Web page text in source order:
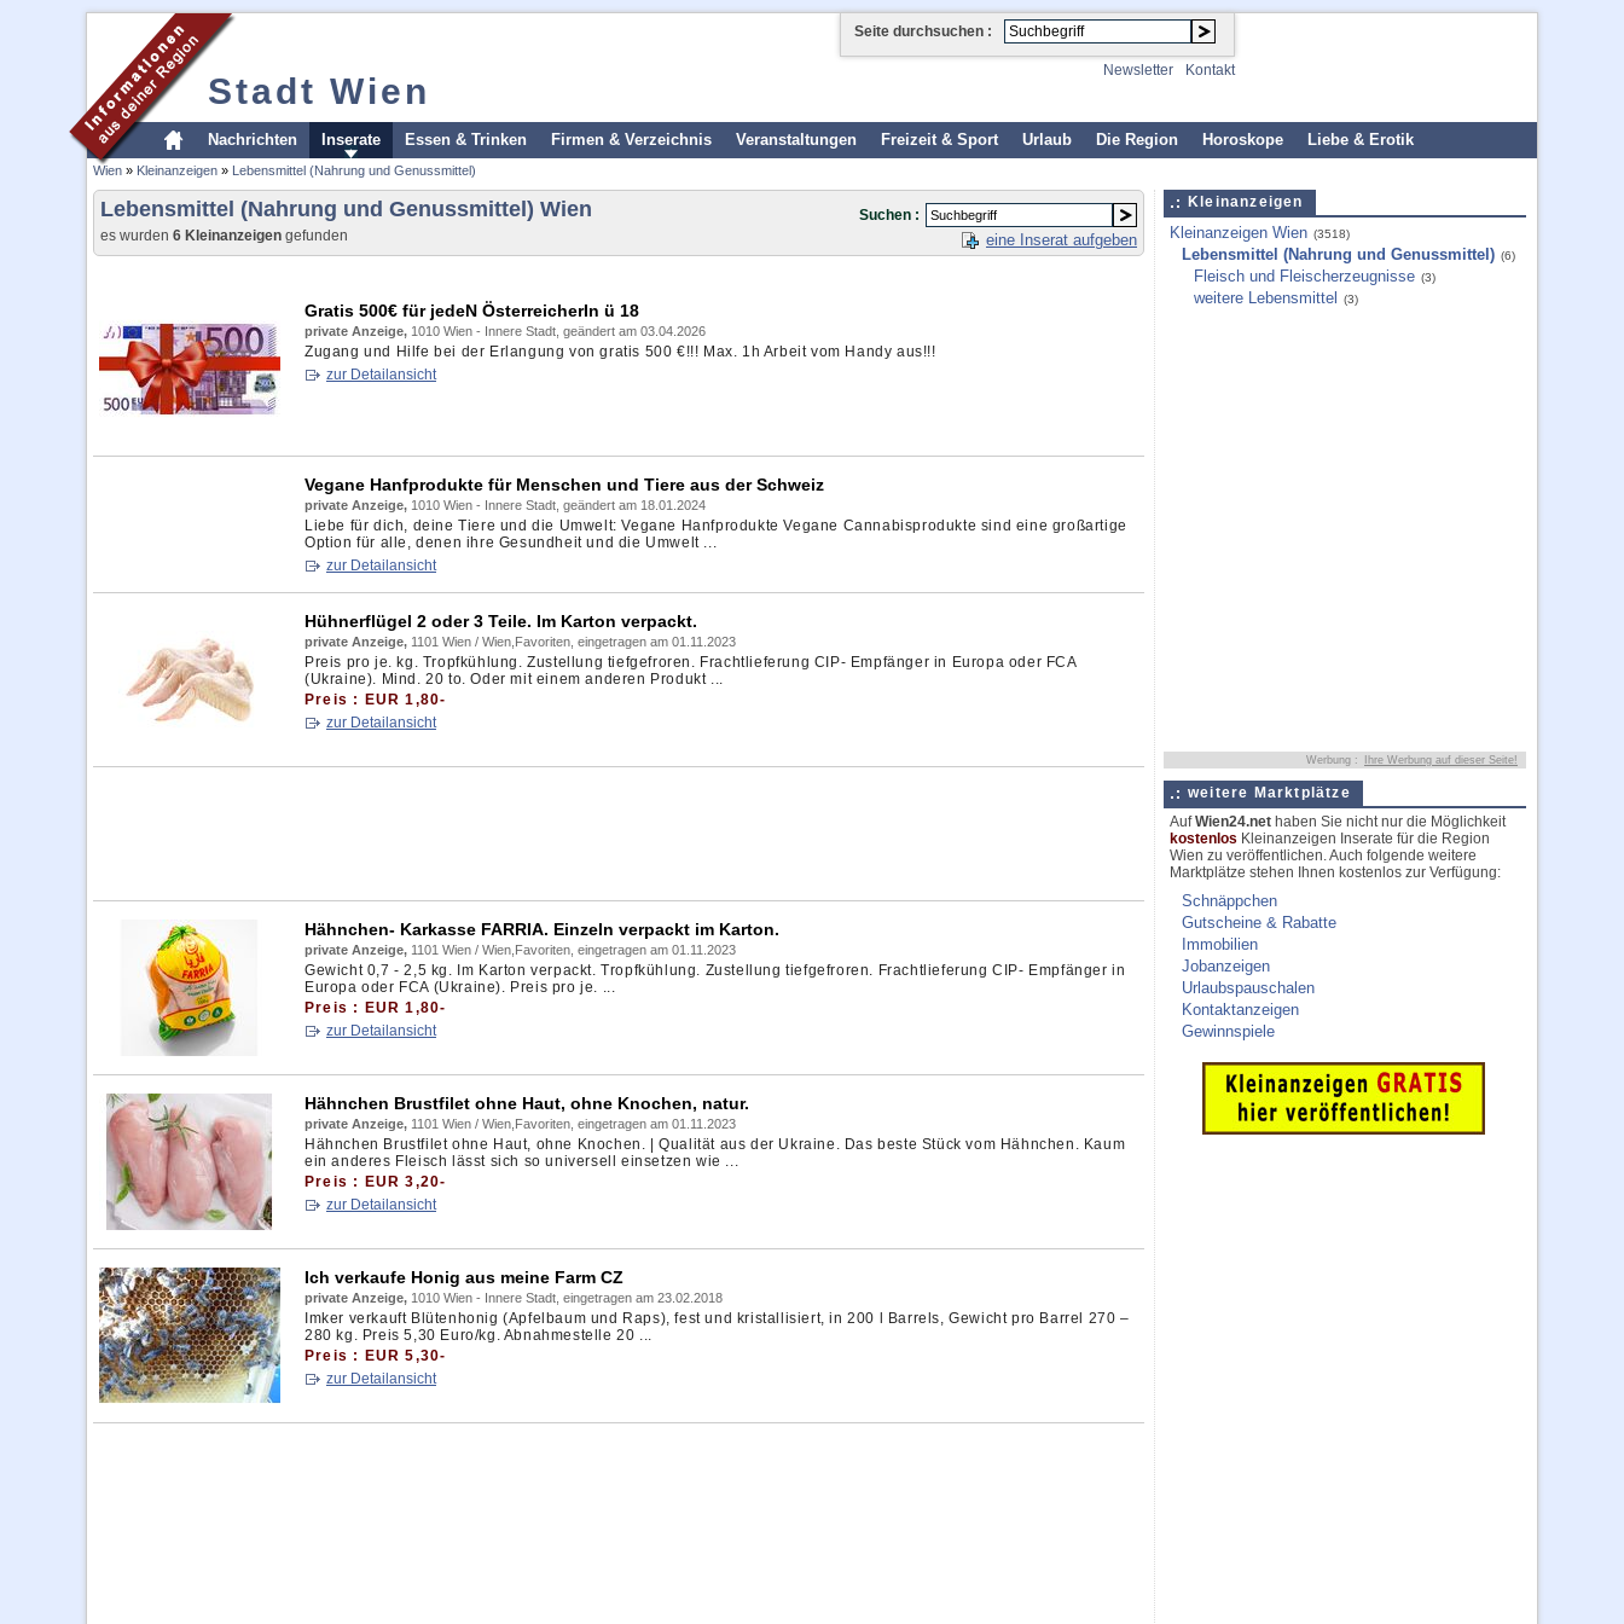
Stadt Wien
Seite durchsuchen :
Newsletter Kontakt
Nachrichten Inserate Essen & Trinken Firmen & Verzeichnis Veranstaltungen Freizeit & Sport Urlaub Die Region Horoskope Liebe & Erotik
Wien » Kleinanzeigen » Lebensmittel (Nahrung und Genussmittel)
Lebensmittel (Nahrung und Genussmittel) Wien
es wurden 6 Kleinanzeigen gefunden
Suchen :
eine Inserat aufgeben
Gratis 500€ für jedeN ÖsterreicherIn ü 18
private Anzeige, 1010 Wien - Innere Stadt, geändert am 03.04.2026
Zugang und Hilfe bei der Erlangung von gratis 500 €!!! Max. 1h Arbeit vom Handy aus!!!
zur Detailansicht
Vegane Hanfprodukte für Menschen und Tiere aus der Schweiz
private Anzeige, 1010 Wien - Innere Stadt, geändert am 18.01.2024
Liebe für dich, deine Tiere und die Umwelt: Vegane Hanfprodukte Vegane Cannabisprodukte sind eine großartige
Option für alle, denen ihre Gesundheit und die Umwelt ...
zur Detailansicht
Hühnerflügel 2 oder 3 Teile. Im Karton verpackt.
private Anzeige, 1101 Wien / Wien,Favoriten, eingetragen am 01.11.2023
Preis pro je. kg. Tropfkühlung. Zustellung tiefgefroren. Frachtlieferung CIP- Empfänger in Europa oder FCA
(Ukraine). Mind. 20 to. Oder mit einem anderen Produkt ...
Preis : EUR 1,80-
zur Detailansicht
Hähnchen- Karkasse FARRIA. Einzeln verpackt im Karton.
private Anzeige, 1101 Wien / Wien,Favoriten, eingetragen am 01.11.2023
Gewicht 0,7 - 2,5 kg. Im Karton verpackt. Tropfkühlung. Zustellung tiefgefroren. Frachtlieferung CIP- Empfänger in
Europa oder FCA (Ukraine). Preis pro je. ...
Preis : EUR 1,80-
zur Detailansicht
Hähnchen Brustfilet ohne Haut, ohne Knochen, natur.
private Anzeige, 1101 Wien / Wien,Favoriten, eingetragen am 01.11.2023
Hähnchen Brustfilet ohne Haut, ohne Knochen. | Qualität aus der Ukraine. Das beste Stück vom Hähnchen. Kaum
ein anderes Fleisch lässt sich so universell einsetzen wie ...
Preis : EUR 3,20-
zur Detailansicht
Ich verkaufe Honig aus meine Farm CZ
private Anzeige, 1010 Wien - Innere Stadt, eingetragen am 23.02.2018
Imker verkauft Blütenhonig (Apfelbaum und Raps), fest und kristallisiert, in 200 l Barrels, Gewicht pro Barrel 270 –
280 kg. Preis 5,30 Euro/kg. Abnahmestelle 20 ...
Preis : EUR 5,30-
zur Detailansicht
Kleinanzeigen
Kleinanzeigen Wien (3518)
Lebensmittel (Nahrung und Genussmittel) (6)
Fleisch und Fleischerzeugnisse (3)
weitere Lebensmittel (3)
Werbung : Ihre Werbung auf dieser Seite!
weitere Marktplätze
AufWien24.net haben Sie nicht nur die Möglichkeit
kostenlos Kleinanzeigen Inserate für die Region
Wien zu veröffentlichen. Auch folgende weitere
Marktplätze stehen Ihnen kostenlos zur Verfügung:
Schnäppchen
Gutscheine & Rabatte
Immobilien
Jobanzeigen
Urlaubspauschalen
Kontaktanzeigen
Gewinnspiele